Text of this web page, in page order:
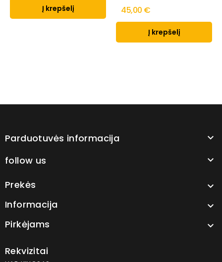
Į krepšelį 45,00 €
Į krepšelį
Parduotuvės informacija 
follow us 
Prekės 
Informacija 
Pirkėjams 
Rekvizitai